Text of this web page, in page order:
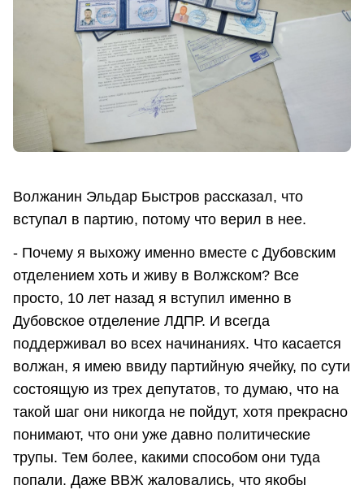
Волжанин Эльдар Быстров рассказал, что
вступал в партию, потому что верил в нее.
- Почему я выхожу именно вместе с Дубовским
отделением хоть и живу в Волжском? Все
просто, 10 лет назад я вступил именно в
Дубовское отделение ЛДПР. И всегда
поддерживал во всех начинаниях. Что касается
волжан, я имею ввиду партийную ячейку, по сути
состоящую из трех депутатов, то думаю, что на
такой шаг они никогда не пойдут, хотя прекрасно
понимают, что они уже давно политические
трупы. Тем более, какими способом они туда
попали. Даже ВВЖ жаловались, что якобы